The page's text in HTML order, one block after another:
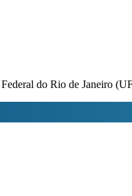
do Rio de Janeiro